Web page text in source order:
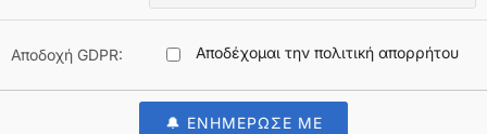
Αποδοχή GDPR: Αποδέχομαι την πολιτική απορρήτου
🔔 ΕΝΗΜΕΡΩΣΕ ΜΕ